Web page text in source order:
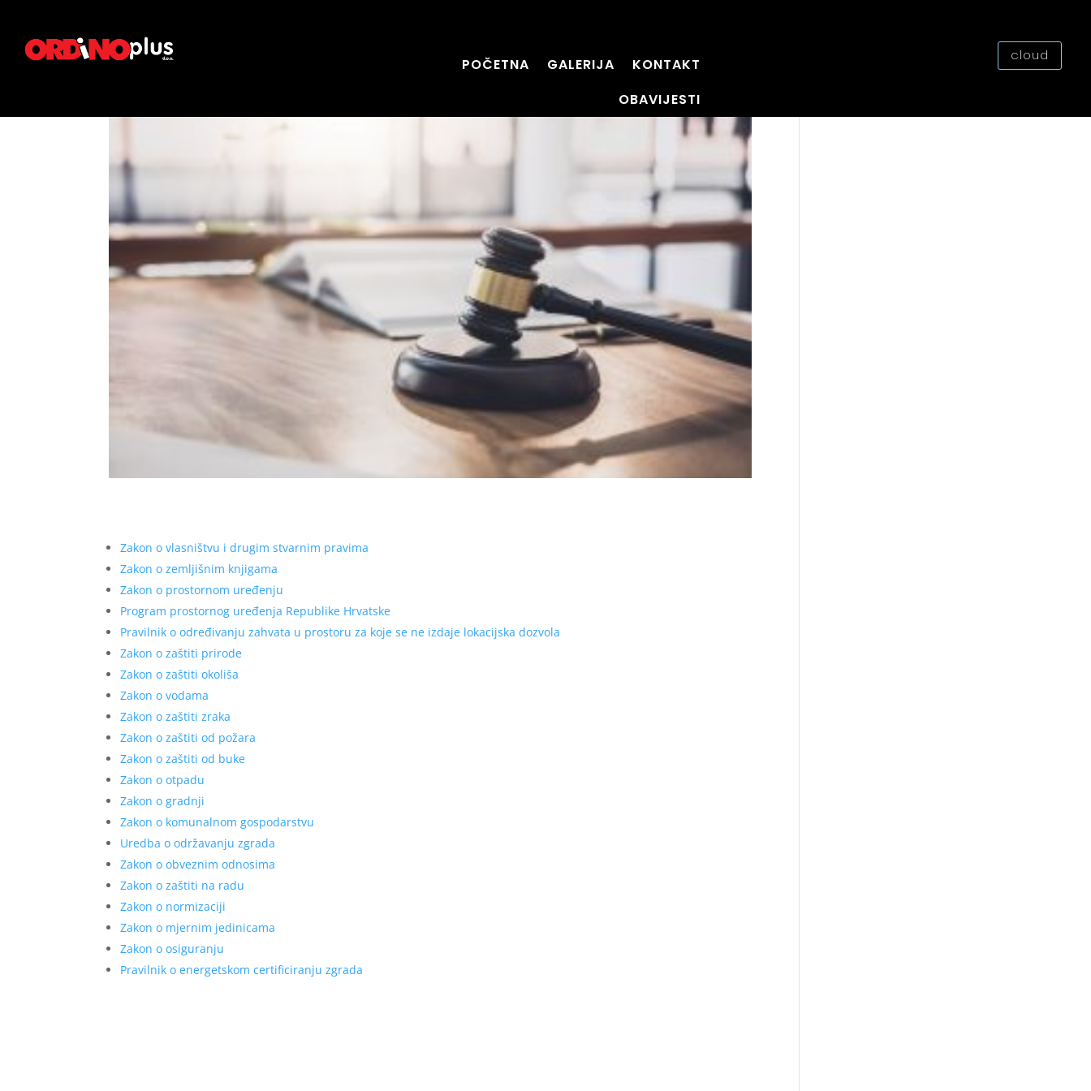
POČETNA GALERIJA
KONTAKT
OBAVIJESTI
cloud
Zakoni i pravilnici
Zakon o vlasništvu i drugim stvarnim pravima
Zakon o zemljišnim knjigama
Zakon o prostornom uređenju
Program prostornog uređenja Republike Hrvatske
Pravilnik o određivanju zahvata u prostoru za koje se ne izdaje lokacijska dozvola
Zakon o zaštiti prirode
Zakon o zaštiti okoliša
Zakon o vodama
Zakon o zaštiti zraka
Zakon o zaštiti od požara
Zakon o zaštiti od buke
Zakon o otpadu
Zakon o gradnji
Zakon o komunalnom gospodarstvu
Uredba o održavanju zgrada
Zakon o obveznim odnosima
Zakon o zaštiti na radu
Zakon o normizaciji
Zakon o mjernim jedinicama
Zakon o osiguranju
Pravilnik o energetskom certificiranju zgrada